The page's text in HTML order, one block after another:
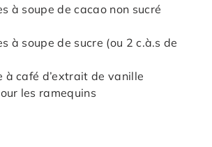
à soupe de cacao non sucré
à soupe de sucre (ou 2 c.à.s de
à café d’extrait de vanille
les ramequins